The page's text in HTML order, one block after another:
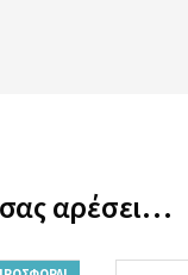
αρέσει…